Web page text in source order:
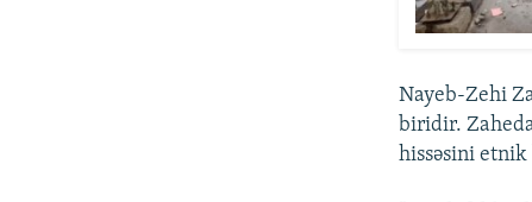
Nayeb-Zehi
biridir.
hissəsini